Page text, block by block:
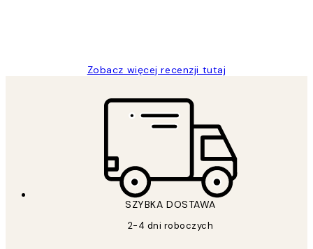
Zobacz więcej recenzji tutaj
SZYBKA DOSTAWA
2-4 dni roboczych